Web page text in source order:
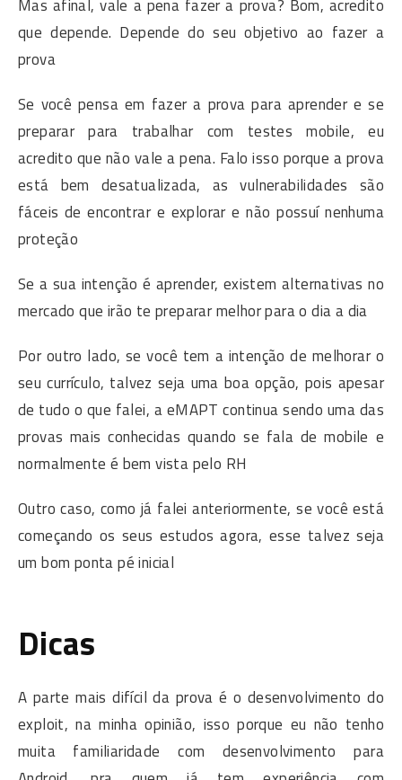
Mas afinal, vale a pena fazer a prova? Bom, acredito
que depende. Depende do seu objetivo ao fazer a
prova
Se você pensa em fazer a prova para aprender e se
preparar para trabalhar com testes mobile, eu
acredito que não vale a pena. Falo isso porque a prova
está bem desatualizada, as vulnerabilidades são
fáceis de encontrar e explorar e não possuí nenhuma
proteção
Se a sua intenção é aprender, existem alternativas no
mercado que irão te preparar melhor para o dia a dia
Por outro lado, se você tem a intenção de melhorar o
seu currículo, talvez seja uma boa opção, pois apesar
de tudo o que falei, a eMAPT continua sendo uma das
provas mais conhecidas quando se fala de mobile e
normalmente é bem vista pelo RH
Outro caso, como já falei anteriormente, se você está
começando os seus estudos agora, esse talvez seja
um bom ponta pé inicial
Dicas
A parte mais difícil da prova é o desenvolvimento do
exploit, na minha opinião, isso porque eu não tenho
muita familiaridade com desenvolvimento para